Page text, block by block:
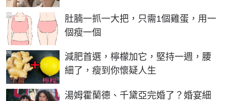
肚腩一抓一大把，只需1個雞蛋，用一
個瘦一個
PR
減肥首選，檸檬加它，堅持一週，腰
細了，瘦到你懷疑人生
PR
湯姆霍蘭德、千黛亞完婚了？婚宴細